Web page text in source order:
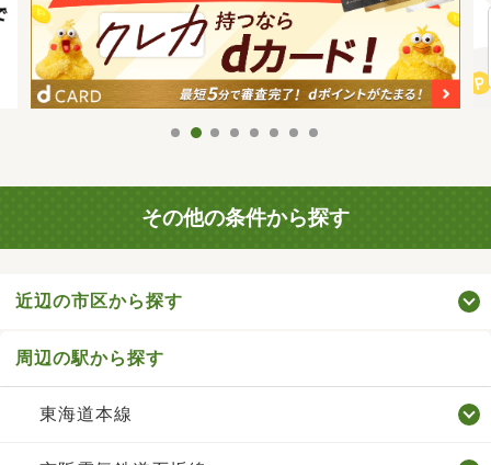
その他の条件から探す
近辺の市区から探す
周辺の駅から探す
東海道本線